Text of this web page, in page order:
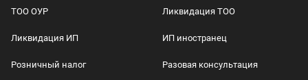
ТОО ОУР Ликвидация ТОО
Ликвидация ИП ИП иностранец
Розничный налог Разовая консультация